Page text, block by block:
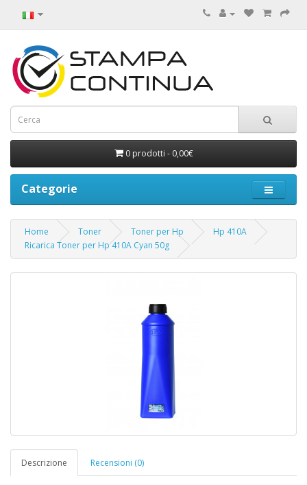
0 prodotti - 0,00€
Categorie
Home Toner Toner per Hp
Hp 410A
Ricarica Toner per Hp 410A Cyan 50g
Descrizione Recensioni (0)